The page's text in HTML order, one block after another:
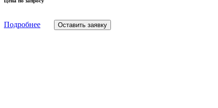
Подробнее Оставить заявку